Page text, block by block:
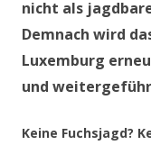
nicht als
Demnach wird
Luxemburg
und
Keine Fuchsjagd?